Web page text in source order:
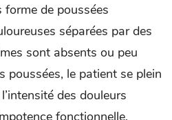
de poussées
séparées par des
sont absents ou peu
poussées, le patient se plein
des douleurs
fonctionnelle.